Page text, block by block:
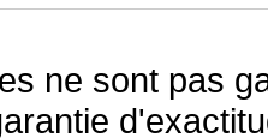
ne sont pas